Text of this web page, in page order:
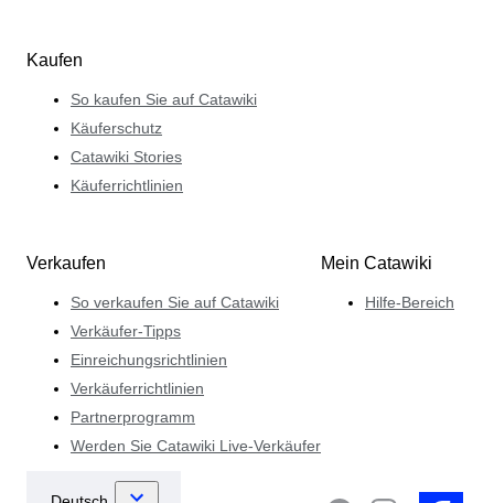
Kaufen
So kaufen Sie auf Catawiki
Käuferschutz
Catawiki Stories
Käuferrichtlinien
Verkaufen
So verkaufen Sie auf Catawiki
Verkäufer-Tipps
Einreichungsrichtlinien
Verkäuferrichtlinien
Partnerprogramm
Werden Sie Catawiki Live-Verkäufer
Mein Catawiki
Hilfe-Bereich